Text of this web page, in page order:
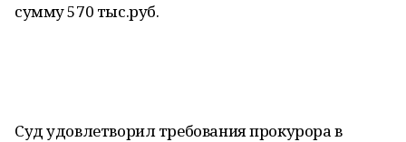
сумму 570 тыс.руб.
Суд удовлетворил требования прокурора в